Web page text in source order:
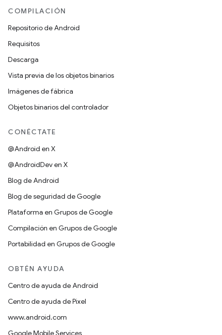
COMPILACIÓN
Repositorio de Android
Requisitos
Descarga
Vista previa de los objetos binarios
Imágenes de fábrica
Objetos binarios del controlador
CONÉCTATE
@Android en X
@AndroidDev en X
Blog de Android
Blog de seguridad de Google
Plataforma en Grupos de Google
Compilación en Grupos de Google
Portabilidad en Grupos de Google
OBTÉN AYUDA
Centro de ayuda de Android
Centro de ayuda de Pixel
www.android.com
Google Mobile Services